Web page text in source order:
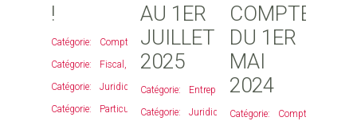
!
Comptable,
Fiscal
Juridique
,
Particulier
AU 1ER
JUILLET
2025
Entreprises,
Juridique
,
COMPTER
DU 1ER
MAI
2024
Comptable